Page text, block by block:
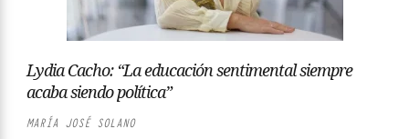
Lydia Cacho: “La educación sentimental siempre
acaba siendo política”
MARÍA JOSÉ SOLANO